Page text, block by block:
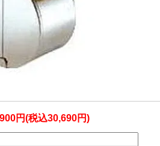
円(税込30,690円)